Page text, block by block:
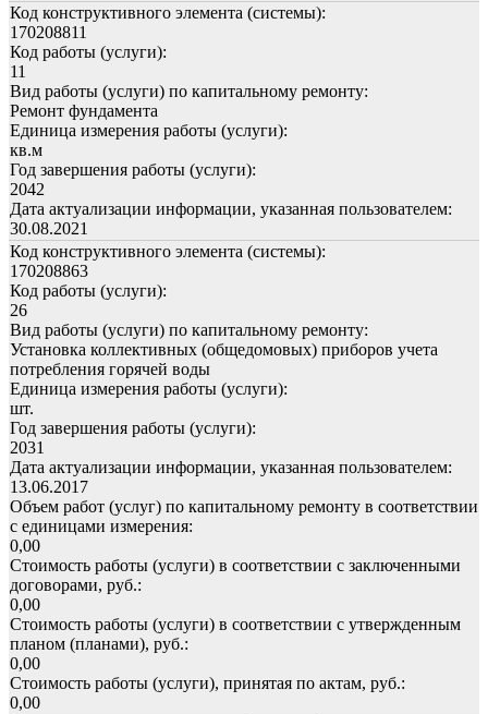
Код конструктивного элемента (системы):
170208811
Код работы (услуги):
11
Вид работы (услуги) по капитальному ремонту:
Ремонт фундамента
Единица измерения работы (услуги):
кв.м
Год завершения работы (услуги):
2042
Дата актуализации информации, указанная пользователем:
30.08.2021
Код конструктивного элемента (системы):
170208863
Код работы (услуги):
26
Вид работы (услуги) по капитальному ремонту:
Установка коллективных (общедомовых) приборов учета
потребления горячей воды
Единица измерения работы (услуги):
шт.
Год завершения работы (услуги):
2031
Дата актуализации информации, указанная пользователем:
13.06.2017
Объем работ (услуг) по капитальному ремонту в соответствии
с единицами измерения:
0,00
Стоимость работы (услуги) в соответствии с заключенными
договорами, руб.:
0,00
Стоимость работы (услуги) в соответствии с утвержденным
планом (планами), руб.:
0,00
Стоимость работы (услуги), принятая по актам, руб.:
0,00